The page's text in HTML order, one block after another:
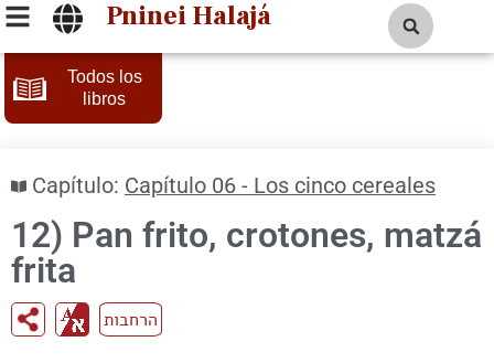
Pninei Halajá
Todos los
libros
Capítulo: Capítulo 06 - Los cinco cereales
12) Pan frito, crotones, matzá
frita
הרחבות